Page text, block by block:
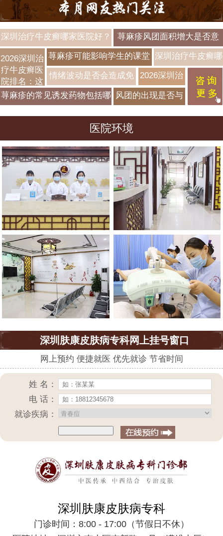
深圳治疗牛皮癣哪家医院好？
2026年正规专科医院排名
TOP5【附费用清单】
荨麻疹风团面积增大是否意
味着身体免疫反应增强？
2026深圳治
疗牛皮癣医
院排名：这
5家专科门
诊患者口碑
最佳，第3
达98%
荨麻疹可能影响学生的课堂
专注力吗？症状干扰解析
深圳治疗牛皮癣哪
家医院好？2026最
新医院排名+治疗
费用+挂号攻略
情绪波动是否会造成免
疫调节混乱从而引发荨
麻疹？
2026深圳治
疗牛皮癣最
好的医院排
愈率高达
95%，附费
用明细+医
保攻略
荨麻疹的常见诱发药物包括哪
风团的出现是否与
量升高有关？
医院环境
深圳肤康皮肤病专科网上挂号窗口
网上预约 便捷就医 优先就诊 节省时间
姓 名：
电 话：
就诊疾病：
深圳肤康皮肤病专科
门诊时间：8:00 - 17:00（节假日不休）